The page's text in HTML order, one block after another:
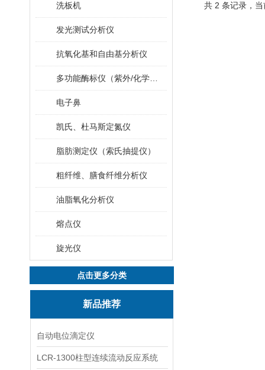
洗板机
发光测试分析仪
抗氧化基和自由基分析仪
电子鼻
凯氏、杜马斯定氮仪
脂肪测定仪（索氏抽提仪）
粗纤维、膳食纤维分析仪
油脂氧化分析仪
熔点仪
旋光仪
点击更多分类
新品推荐
自动电位滴定仪
LCR-1300柱型连续流动反应系统
共 2 条记录，